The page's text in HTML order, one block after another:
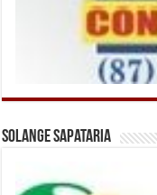
Solange Sapataria